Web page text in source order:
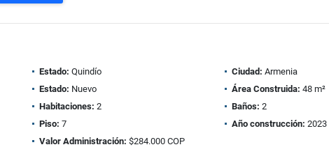
Estado: Quindío Ciudad: Armenia
Estado: Nuevo Área Construida: 48 m²
Habitaciones: 2 Baños: 2
Piso: 7 Año construcción: 2023
Valor Administración: $284.000 COP